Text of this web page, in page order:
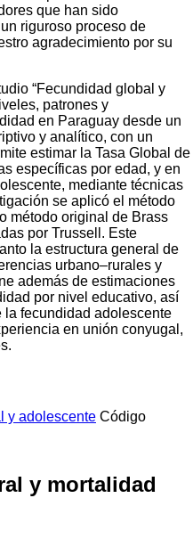
que han sido
riguroso proceso de
agradecimiento por su
“Fecundidad global y
patrones y
en Paraguay desde un
y analítico, con un
estimar la Tasa Global de
específicas por edad, y en
mediante técnicas
se aplicó el método
método original de Brass
por Trussell. Este
la estructura general de
urbano–rurales y
además de estimaciones
por nivel educativo, así
fecundidad adolescente
en unión conyugal,
y adolescente Código
y mortalidad